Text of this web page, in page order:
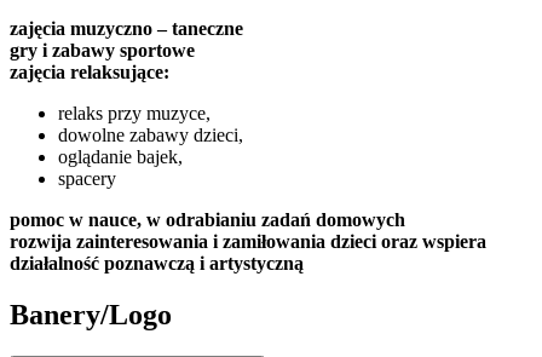
zajęcia muzyczno – taneczne
gry i zabawy sportowe
zajęcia relaksujące:
relaks przy muzyce,
dowolne zabawy dzieci,
oglądanie bajek,
spacery
pomoc w nauce, w odrabianiu zadań domowych
rozwija zainteresowania i zamiłowania dzieci oraz wspiera
działalność poznawczą i artystyczną
Banery/Logo